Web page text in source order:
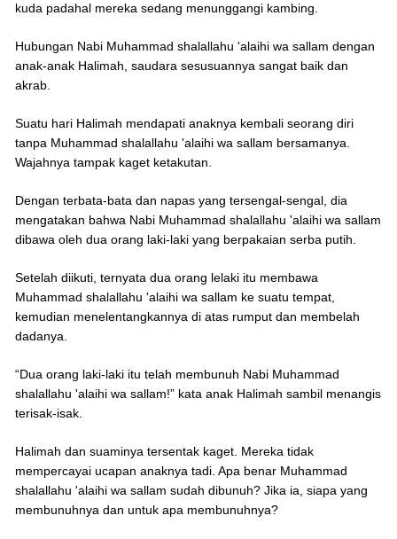
kuda padahal mereka sedang menunggangi kambing.
Hubungan Nabi Muhammad shalallahu 'alaihi wa sallam dengan
anak-anak Halimah, saudara sesusuannya sangat baik dan
akrab.
Suatu hari Halimah mendapati anaknya kembali seorang diri
tanpa Muhammad shalallahu 'alaihi wa sallam bersamanya.
Wajahnya tampak kaget ketakutan.
Dengan terbata-bata dan napas yang tersengal-sengal, dia
mengatakan bahwa Nabi Muhammad shalallahu 'alaihi wa sallam
dibawa oleh dua orang laki-laki yang berpakaian serba putih.
Setelah diikuti, ternyata dua orang lelaki itu membawa
Muhammad shalallahu 'alaihi wa sallam ke suatu tempat,
kemudian menelentangkannya di atas rumput dan membelah
dadanya.
“Dua orang laki-laki itu telah membunuh Nabi Muhammad
shalallahu 'alaihi wa sallam!” kata anak Halimah sambil menangis
terisak-isak.
Halimah dan suaminya tersentak kaget. Mereka tidak
mempercayai ucapan anaknya tadi. Apa benar Muhammad
shalallahu 'alaihi wa sallam sudah dibunuh? Jika ia, siapa yang
membunuhnya dan untuk apa membunuhnya?